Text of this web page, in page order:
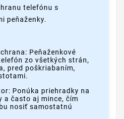
telefónu s
peňaženky.
Peňaženkové
zo všetkých strán,
pred poškriabaním,
Ponúka priehradky na
a často aj mince, čím
nosiť samostatnú